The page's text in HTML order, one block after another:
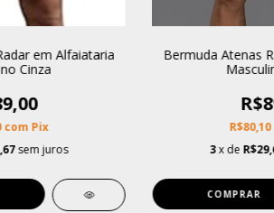
em Alfaiataria
Cinza
com Pix
sem juros
Bermuda Atenas
R$80,10
3x de
COMPRAR